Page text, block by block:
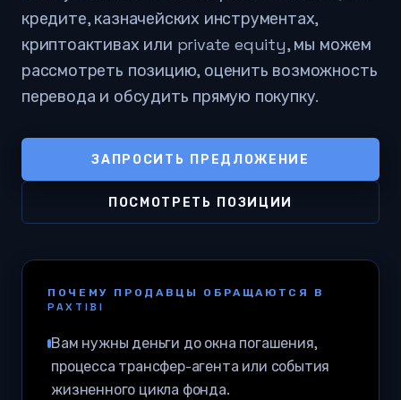
кредите, казначейских инструментах,
криптоактивах или private equity, мы можем
рассмотреть позицию, оценить возможность
перевода и обсудить прямую покупку.
ЗАПРОСИТЬ ПРЕДЛОЖЕНИЕ
ПОСМОТРЕТЬ ПОЗИЦИИ
ПОЧЕМУ ПРОДАВЦЫ ОБРАЩАЮТСЯ В
PAXTIBI
Вам нужны деньги до окна погашения,
процесса трансфер-агента или события
жизненного цикла фонда.